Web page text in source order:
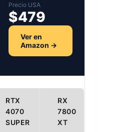
Precio USA
$479
Ver en
Amazon →
RTX
4070
SUPER
RX
7800
XT